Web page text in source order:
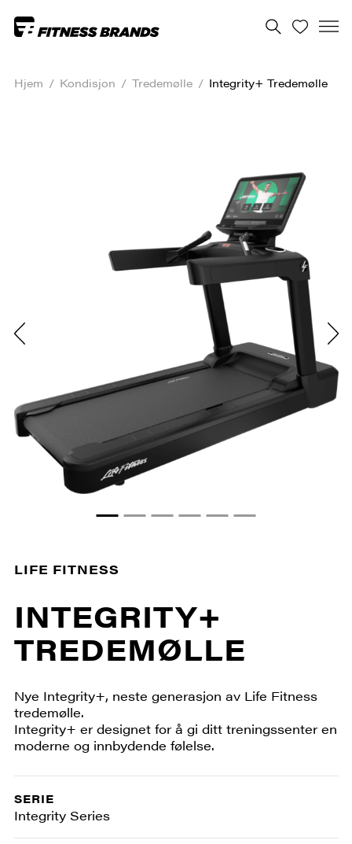
Hjem / Kondisjon / Tredemølle / Integrity+ Tredemølle
LIFE FITNESS
INTEGRITY+
TREDEMØLLE
Nye Integrity+, neste generasjon av Life Fitness
tredemølle.
Integrity+ er designet for å gi ditt treningssenter en
moderne og innbydende følelse.
SERIE
Integrity Series